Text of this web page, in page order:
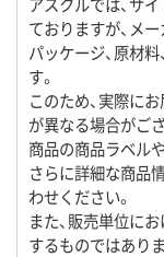
ておりますが、メー
パッケージ、原材
す。
このため、実際に
が異なる場合がご
商品の商品ラベル
さらに詳細な商品
わせください。
また、販売単位に
するものではあり